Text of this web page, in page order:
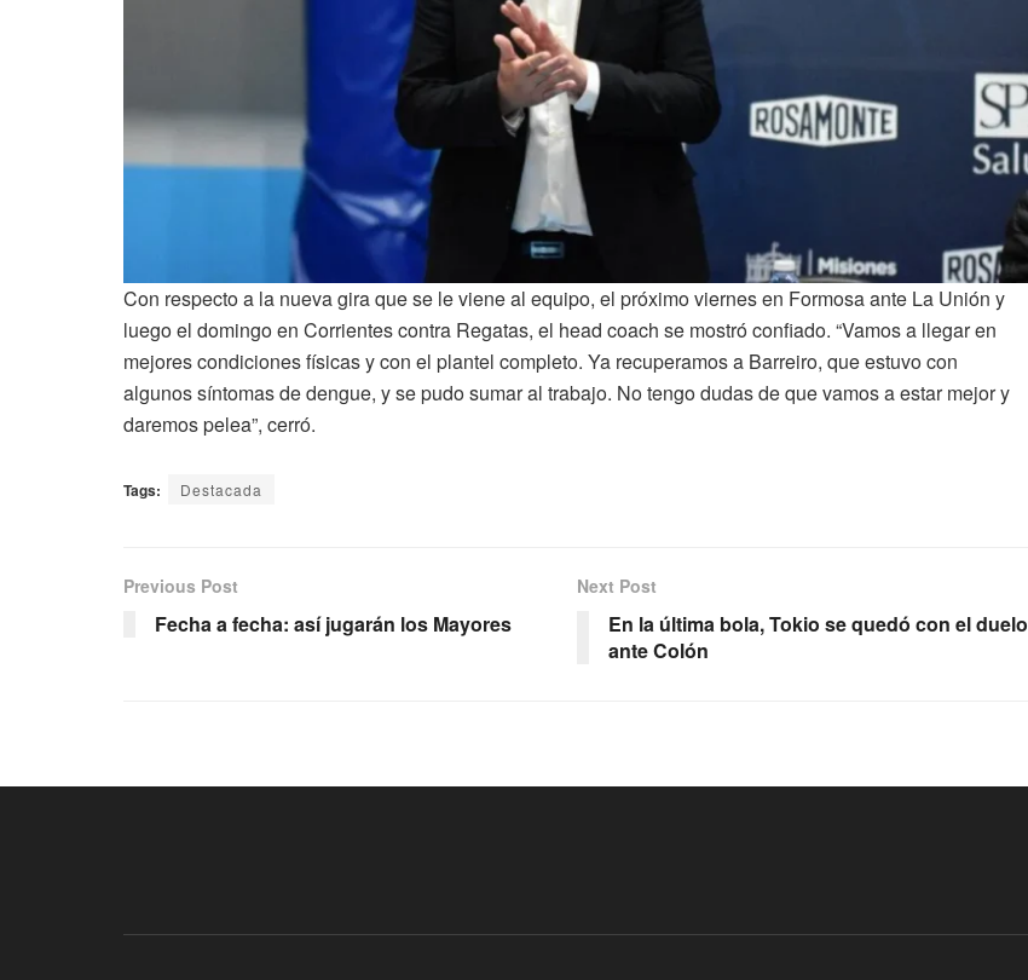
Con respecto a la nueva gira que se le viene al equipo, el próximo viernes en Formosa ante La Unión y
luego el domingo en Corrientes contra Regatas, el head coach se mostró confiado. “Vamos a llegar en
mejores condiciones físicas y con el plantel completo. Ya recuperamos a Barreiro, que estuvo con
algunos síntomas de dengue, y se pudo sumar al trabajo. No tengo dudas de que vamos a estar mejor y
daremos pelea”, cerró.
Tags: Destacada
Previous Post
Fecha a fecha: así jugarán los Mayores
Next Post
En la última bola, Tokio se quedó con el duelo
ante Colón